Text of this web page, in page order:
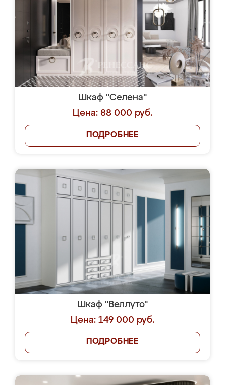
Шкаф "Селена"
Цена: 88 000 руб.
ПОДРОБНЕЕ
Шкаф "Веллуто"
Цена: 149 000 руб.
ПОДРОБНЕЕ